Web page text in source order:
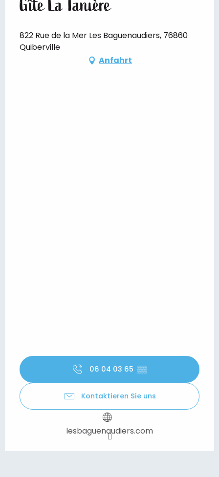
Gîte La Tanière
822 Rue de la Mer Les Baguenaudiers, 76860
Quiberville
Anfahrt
06 04 03 65 ▒▒
Kontaktieren Sie uns
lesbaguenaudiers.com